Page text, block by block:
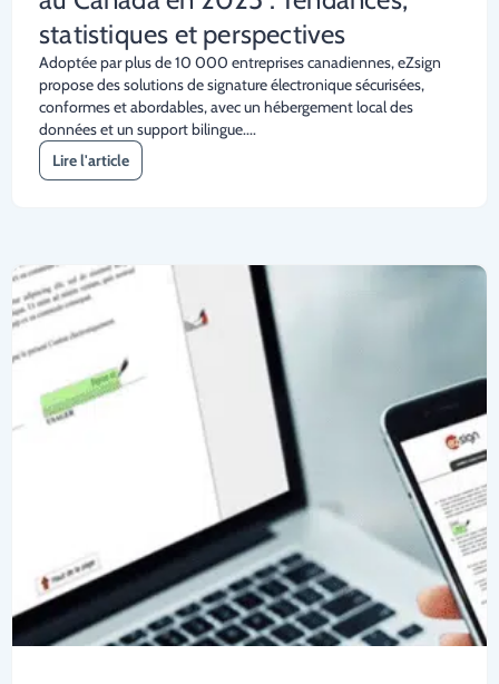
statistiques et perspectives
Adoptée par plus de 10 000 entreprises canadiennes, eZsign
propose des solutions de signature électronique sécurisées,
conformes et abordables, avec un hébergement local des
données et un support bilingue....
Lire l'article